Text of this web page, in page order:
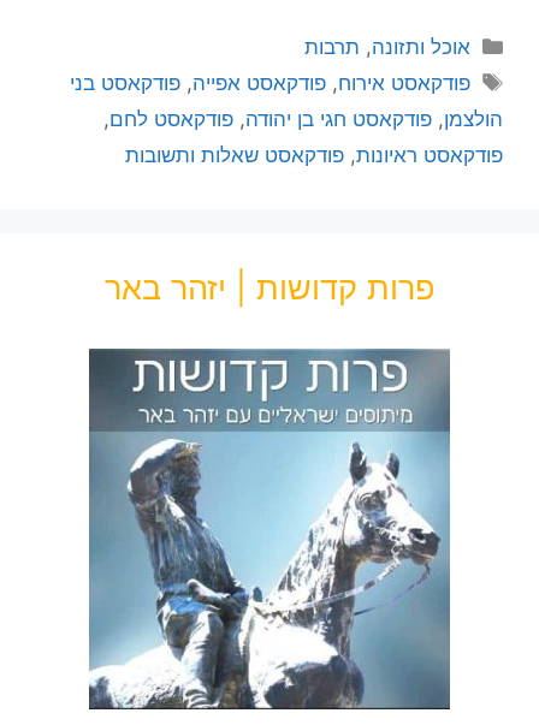
אוכל ותזונה, תרבות
פודקאסט אירוח,פודקאסט אפייה,פודקאסט בני
הולצמן, פודקאסט חגי בן יהודה, פודקאסט לחם,
פודקאסט ראיונות, פודקאסט שאלות ותשובות
פרות קדושות | יזהר באר